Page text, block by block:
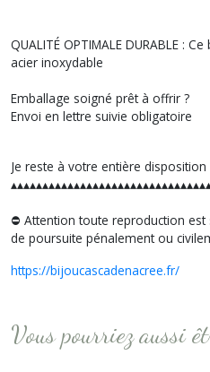
QUALITÉ OPTIMALE DURABLE :
acier inoxydable
Emballage soigné prêt à offrir ?
Envoi en lettre suivie obligatoire
Je reste à votre entière
⛔️ Attention toute reproduction
de poursuite pénalement ou
https://bijoucascadenacree.fr/
Vous pourriez aussi